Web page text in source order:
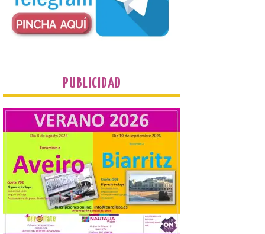
Turismo de Extremadura
impulsa nuevas
como referente en
astroturismo
8 Ago 2026
Extremadura cuenta con
uno de los cielos
estrellados con menor
contaminación lumínica
de Europa, un recurso
natural que permite disfrutar de
actividades de astroturismo durante todo
el año. La Dirección General de Turismo
ha puesto en marcha diversas iniciativas
relacionadas […]
PUBLICIDAD